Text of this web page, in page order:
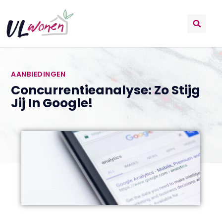
AANBIEDINGEN
Concurrentieanalyse: Zo Stijg
Jij In Google!